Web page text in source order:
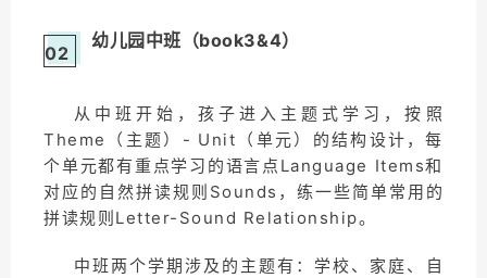
02
幼儿园中班（book3&4）
从中班开始，孩子进入主题式学习，按照
Theme（主题）- Unit（单元）的结构设计，每
个单元都有重点学习的语言点Language Items和
对应的自然拼读规则Sounds，练一些简单常用的
拼读规则Letter-Sound Relationship。
中班两个学期涉及的主题有：学校、家庭、自